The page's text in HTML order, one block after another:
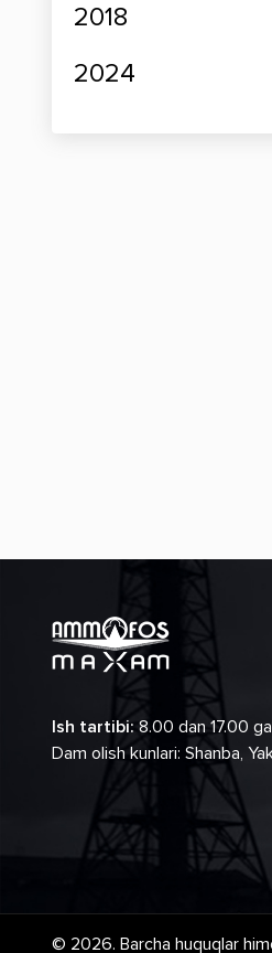
2018
2024
Ish tartibi: 8.00 dan 17.00
Dam olish kunlari: Shanba,
© 2026. Barcha huquqlar